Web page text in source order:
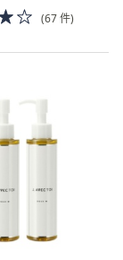
4.0
of
(67 件)